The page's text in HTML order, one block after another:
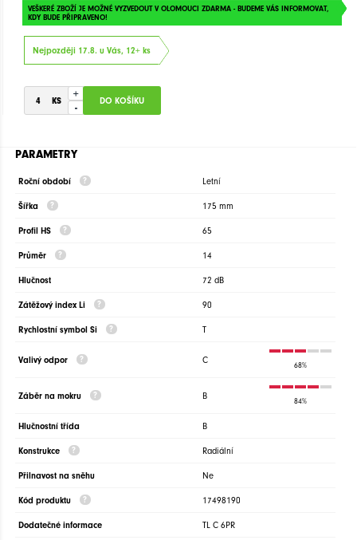
VEŠKERÉ ZBOŽÍ JE MOŽNÉ VYZVEDOUT V OLOMOUCI ZDARMA - BUDEME VÁS INFORMOVAT,
KDY BUDE PŘIPRAVENO!
Nejpozději 17.8. u Vás, 12+ ks
+
-
PARAMETRY
Roční období Letní
Šířka 175 mm
Profil HS 65
Průměr 14
Hlučnost 72 dB
Zátěžový index Li 90
Rychlostní symbol Si T
Valivý odpor C
68%
Záběr na mokru B
84%
Hlučnostní třída B
Konstrukce Radiální
Přilnavost na sněhu Ne
Kód produktu 17498190
Dodatečné informace TL C 6PR